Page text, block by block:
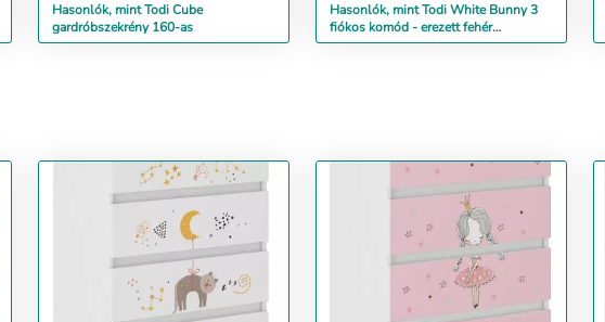
Hasonlók, mint Todi Cube
gardróbszekrény 160-as
Hasonlók, mint Todi White Bunny 3
fiókos komód - erezett fehér
/magasfényű fehér